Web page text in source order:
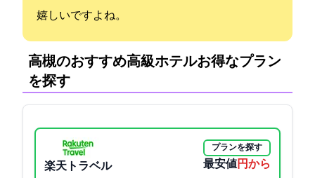
嬉しいですよね。
高槻のおすすめ高級ホテル:お得なプラン
を探す
楽天トラベル
プランを探す
最安値4950円から